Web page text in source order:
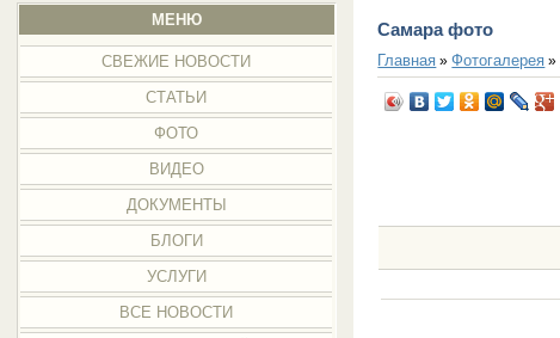
МЕНЮ
СВЕЖИЕ НОВОСТИ
СТАТЬИ
ФОТО
ВИДЕО
ДОКУМЕНТЫ
БЛОГИ
УСЛУГИ
ВСЕ НОВОСТИ
Самара фото
Главная »Фотогалерея »